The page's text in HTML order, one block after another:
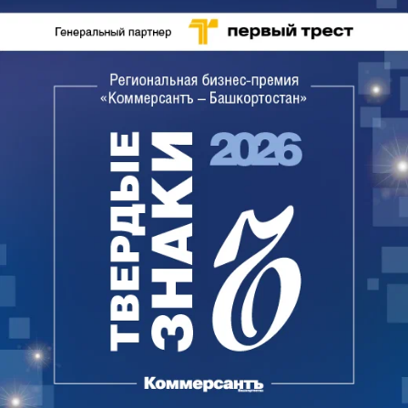
что участник не заверил у нотариуса копии
учредительных документов, не предоставил
согласие на совершение крупной сделки
учредителей, а также другие основания отказа, с
«Уфастройкерамике» отказали из-за того, что она
не предоставила справку из ИФНС об отсутствии
задолженности перед бюджетом. Компания в
своей жалобе заявляет, что такая справка
прилагалась к прошитому пакету документов.
Кроме того, участники полагают, что на
предварительном этапе изучения готовности
бизнеса участвовать в проекте, который не
является конкурсом, мэрия выставила
избыточные требования, а требования к заявкам